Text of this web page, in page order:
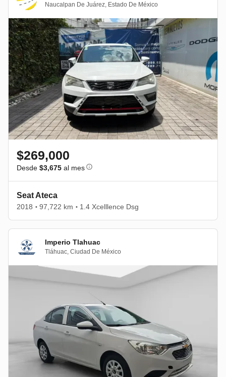
Naucalpan De Juárez, Estado De México
$269,000
Desde $3,675 al mes
Seat Ateca
2018 • 97,722 km • 1.4 Xcelllence Dsg
Imperio Tlahuac
Tláhuac, Ciudad De México